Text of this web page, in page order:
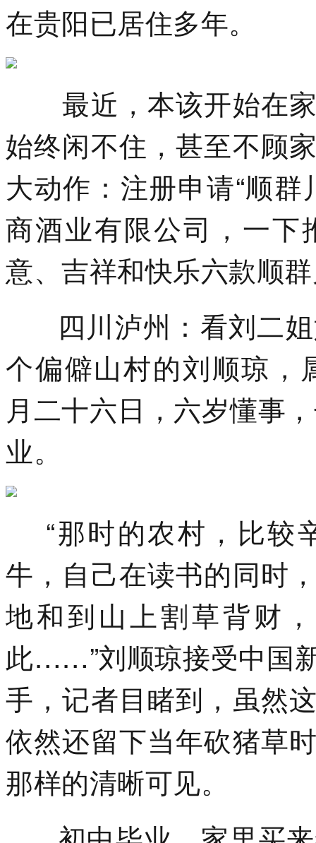
在贵阳已居住多年。
最近，本该开始在家
始终闲不住，甚至不顾
大动作：注册申请“顺
商酒业有限公司，一下
意、吉祥和快乐六款顺
四川泸州：看刘二姐
个偏僻山村的刘顺琼，
月二十六日，六岁懂事
业。
“那时的农村，比较
牛，自己在读书的同时
地和到山上割草背财
此……”刘顺琼接受中国
手，记者目睹到，虽然
依然还留下当年砍猪草
那样的清晰可见。